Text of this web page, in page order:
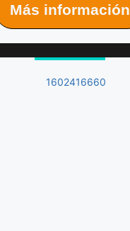
Más información